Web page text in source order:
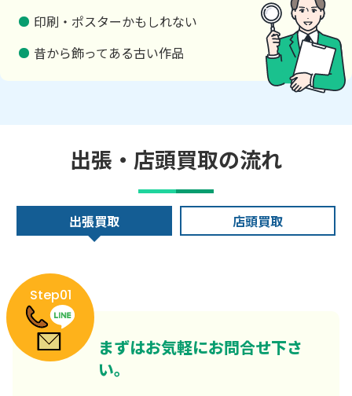
印刷・ポスターかもしれない
昔から飾ってある古い作品
出張・店頭買取の流れ
出張買取 店頭買取
Step01
まずはお気軽にお問合せ下さ
い。